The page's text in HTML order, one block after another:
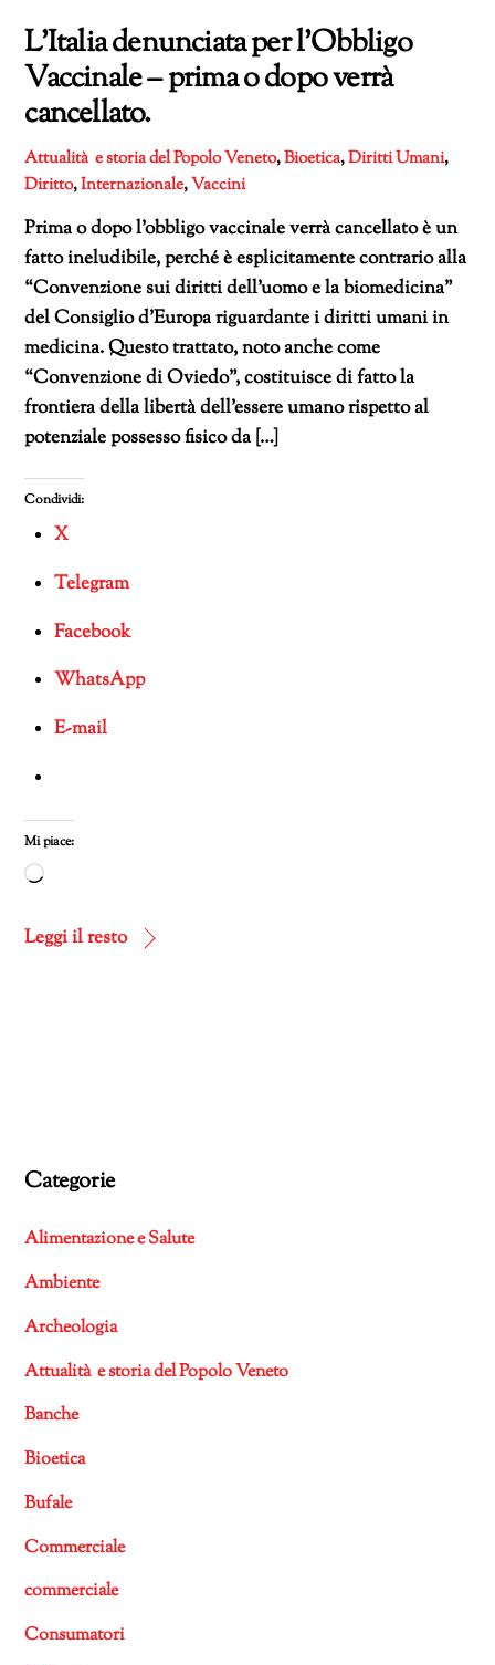
L’Italia denunciata per l’Obbligo
Vaccinale – prima o dopo verrà
cancellato.
Attualità e storia del Popolo Veneto,Bioetica,Diritti Umani,
Diritto,Internazionale,Vaccini
Prima o dopo l’obbligo vaccinale verrà cancellato è un
fatto ineludibile, perché è esplicitamente contrario alla
“Convenzione sui diritti dell’uomo e la biomedicina”
del Consiglio d’Europa riguardante i diritti umani in
medicina. Questo trattato, noto anche come
“Convenzione di Oviedo”, costituisce di fatto la
frontiera della libertà dell’essere umano rispetto al
potenziale possesso fisico da […]
Condividi:
X
Telegram
Facebook
WhatsApp
E-mail
Mi piace:
Caricamento
corso…
Leggi il resto
Categorie
Alimentazione e Salute
Ambiente
Archeologia
Attualità e storia del Popolo Veneto
Banche
Bioetica
Bufale
Commerciale
commerciale
Consumatori